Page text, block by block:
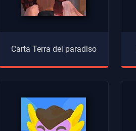
Carta Terra del paradiso